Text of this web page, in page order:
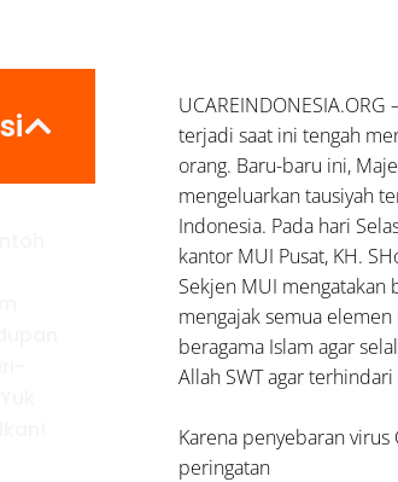
terjadi saat ini tengah
orang. Baru-baru ini,
mengeluarkan tausiyah
Indonesia. Pada hari
kantor MUI Pusat, KH.
Sekjen MUI mengatakan
mengajak semua
beragama Islam agar
Allah SWT agar
Karena penyebaran
peringatan